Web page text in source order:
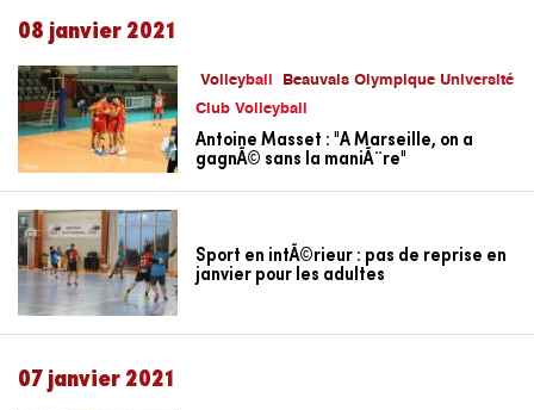
08 janvier 2021
Volleyball
Beauvais Olympique Université
Club Volleyball
Antoine Masset : "A Marseille, on a
gagnÃ© sans la maniÃ¨re"
Sport en intÃ©rieur : pas de reprise en
janvier pour les adultes
07 janvier 2021